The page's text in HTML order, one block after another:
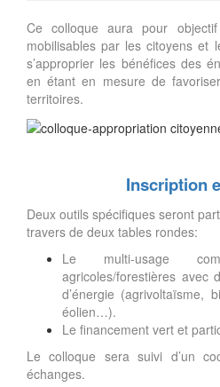
Ce colloque aura pour
mobilisables par les citoyens et
s’approprier les bénéfices des
en étant en mesure de
territoires.
Inscription
Deux outils spécifiques seront
travers de deux tables rondes:
Le multi-usage
agricoles/forestières avec
d’énergie (agrivoltaïsme,
éolien…).
Le financement vert et
Le colloque sera suivi d’un
échanges.